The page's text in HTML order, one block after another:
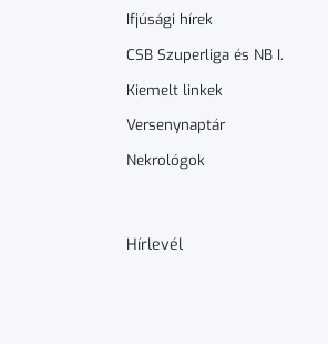
Ifjúsági hírek
CSB Szuperliga és NB I.
Kiemelt linkek
Versenynaptár
Nekrológok
Hírlevél